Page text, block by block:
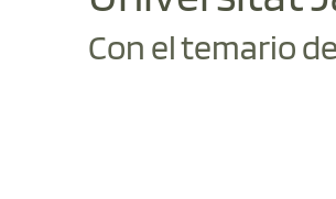
Con el temario